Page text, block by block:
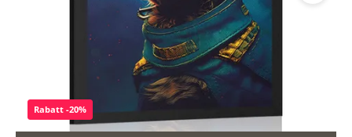
Rabatt -20%